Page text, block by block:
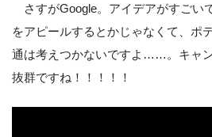
さすがGoogle。アイデアがすご
をアピールするとかじゃなくて、ポ
通は考えつかないですよ……。キャ
抜群ですね！！！！！